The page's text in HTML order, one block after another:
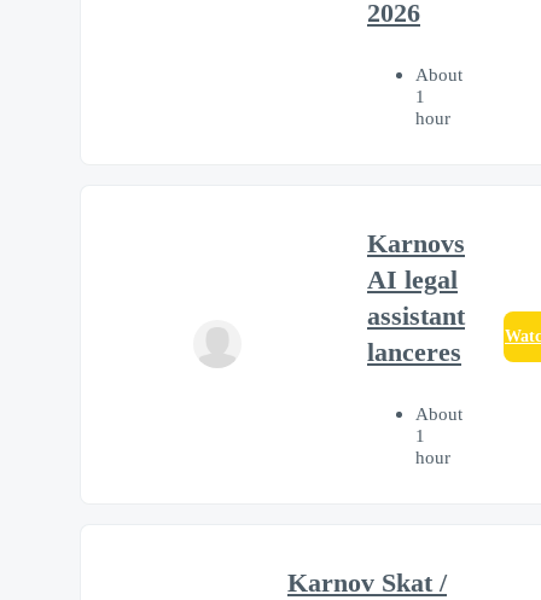
2026
About
1
hour
Karnovs
AI legal
assistant
lanceres
About
1
hour
Karnov Skat /